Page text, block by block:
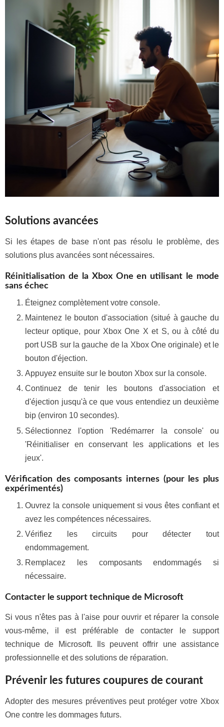
Solutions avancées
Si les étapes de base n'ont pas résolu le problème, des
solutions plus avancées sont nécessaires.
Réinitialisation de la Xbox One en utilisant le mode
sans échec
Éteignez complètement votre console.
Maintenez le bouton d'association (situé à gauche du
lecteur optique, pour Xbox One X et S, ou à côté du
port USB sur la gauche de la Xbox One originale) et le
bouton d'éjection.
Appuyez ensuite sur le bouton Xbox sur la console.
Continuez de tenir les boutons d'association et
d'éjection jusqu'à ce que vous entendiez un deuxième
bip (environ 10 secondes).
Sélectionnez l'option 'Redémarrer la console' ou
'Réinitialiser en conservant les applications et les
jeux'.
Vérification des composants internes (pour les plus
expérimentés)
Ouvrez la console uniquement si vous êtes confiant et
avez les compétences nécessaires.
Vérifiez les circuits pour détecter tout
endommagement.
Remplacez les composants endommagés si
nécessaire.
Contacter le support technique de Microsoft
Si vous n'êtes pas à l'aise pour ouvrir et réparer la console
vous-même, il est préférable de contacter le support
technique de Microsoft. Ils peuvent offrir une assistance
professionnelle et des solutions de réparation.
Prévenir les futures coupures de courant
Adopter des mesures préventives peut protéger votre Xbox
One contre les dommages futurs.